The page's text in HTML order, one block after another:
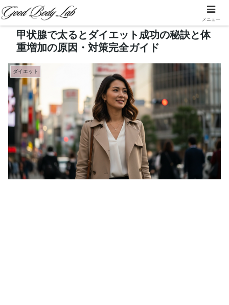
甲状腺で太るとダイエット成功の秘訣と体
重増加の原因・対策完全ガイド
ダイエット
メニュー